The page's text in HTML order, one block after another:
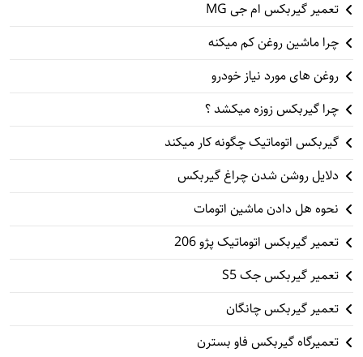
تعمیر گیربکس ام جی MG
چرا ماشین روغن کم میکنه
روغن های مورد نیاز خودرو
چرا گیربکس زوزه میکشد ؟
گیربکس اتوماتیک چگونه کار میکند
دلایل روشن شدن چراغ گیربکس
نحوه هل دادن ماشین اتومات
تعمیر گیربکس اتوماتیک پژو 206
تعمیر گیربکس جک S5
تعمیر گیربکس چانگان
تعمیرگاه گیربکس فاو بسترن